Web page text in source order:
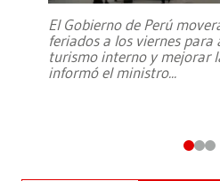
El Gobierno de Perú
feriados a los viernes para
turismo interno y mejorar
informó el ministro...